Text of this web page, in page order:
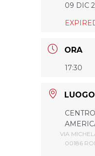
09 DIC
ORA
17:30
LUOGO
VIA
00186